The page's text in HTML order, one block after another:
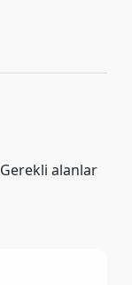
Gerekli alanlar